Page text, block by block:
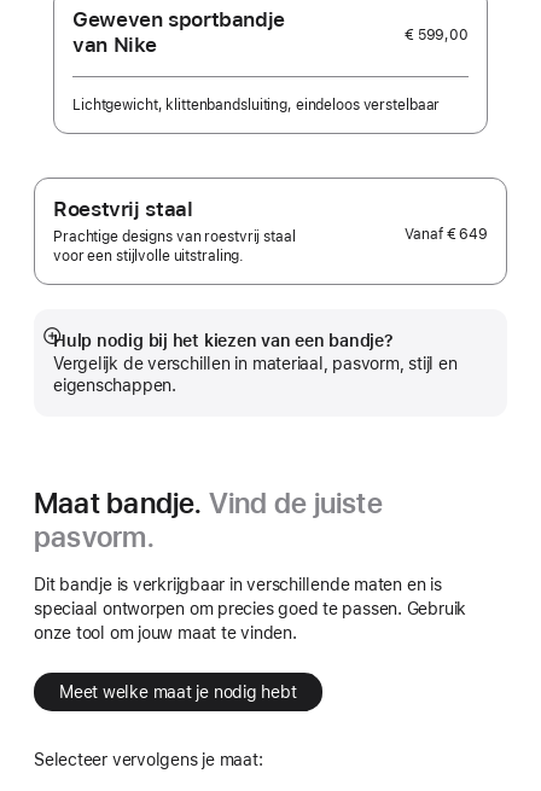
Geweven sportbandje
van Nike
€ 599,00
Lichtgewicht, klittenbandsluiting, eindeloos verstelbaar
Roestvrij staal
Prachtige designs van roestvrij staal
voor een stijlvolle uitstraling.
Vanaf € 649
Hulp nodig bij het kiezen van een bandje?
Vergelijk de verschillen in materiaal, pasvorm, stijl en
eigenschappen.
Meer
Maat bandje. Vind de juiste
pasvorm.
Dit bandje is verkrijgbaar in verschillende maten en is
speciaal ontworpen om precies goed te passen. Gebruik
onze tool om jouw maat te vinden.
Meet welke maat je nodig hebt
Selecteer vervolgens je maat: